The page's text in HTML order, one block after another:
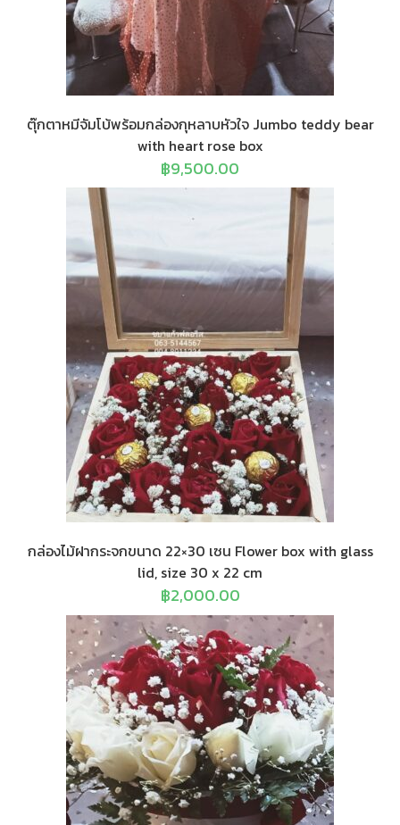
ตุ๊กตาหมีจัมโบ้พร้อมกล่องกุหลาบหัวใจ Jumbo teddy bear
with heart rose box
฿9,500.00
กล่องไม้ฝากระจกขนาด 22×30 เซน Flower box with glass
lid, size 30 x 22 cm
฿2,000.00